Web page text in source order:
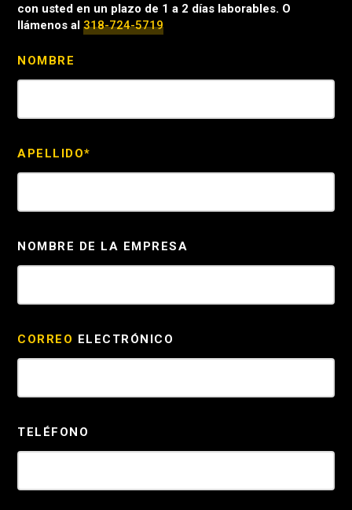
con usted en un plazo de 1 a 2 días laborables. O
llámenos al 318-724-5719
NOMBRE
APELLIDO*
NOMBRE DE LA EMPRESA
CORREO ELECTRÓNICO
TELÉFONO